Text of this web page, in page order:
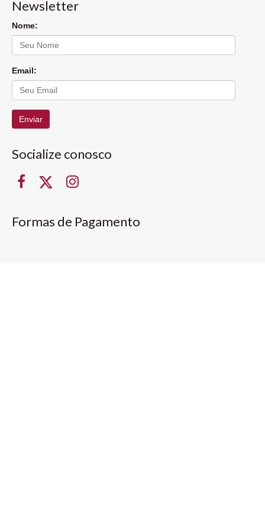
Newsletter
Nome:
Email:
Enviar
Socialize conosco
Formas de Pagamento